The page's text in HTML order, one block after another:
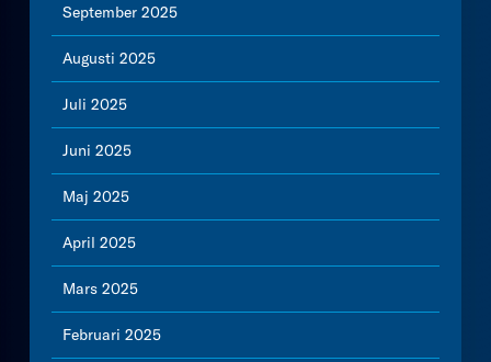
September 2025
Augusti 2025
Juli 2025
Juni 2025
Maj 2025
April 2025
Mars 2025
Februari 2025